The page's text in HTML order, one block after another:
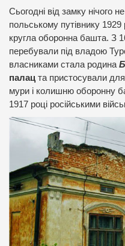
Сьогодні від замку нічого
польському путівнику 1929
кругла оборонна башта. З
перебували під владою
власниками стала родина
палац та пристосували
мури і колишню оборонну
1917 році російськими